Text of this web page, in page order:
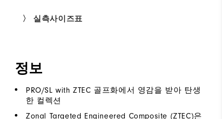
〉 실측사이즈표
정보
PRO/SL with ZTEC 골프화에서 영감을 받아 탄생
한 컬렉션
Zonal Targeted Engineered Composite (ZTEC)은